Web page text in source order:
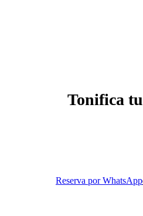
Tonifica
Reserva por WhatsApp